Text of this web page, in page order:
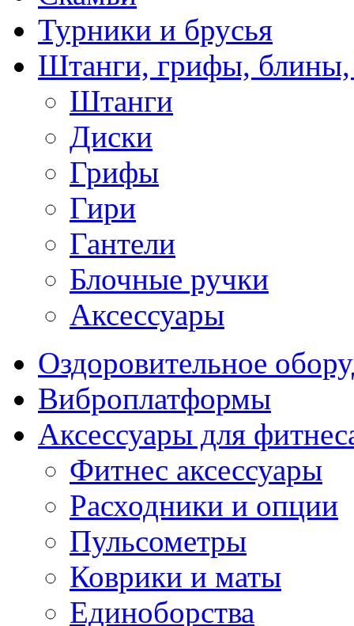
Турники и брусья
Штанги, грифы, блины,
Штанги
Диски
Грифы
Гири
Гантели
Блочные ручки
Аксессуары
Оздоровительное
Виброплатформы
Аксессуары для
Фитнес аксессуары
Расходники и опции
Пульсометры
Коврики и маты
Единоборства